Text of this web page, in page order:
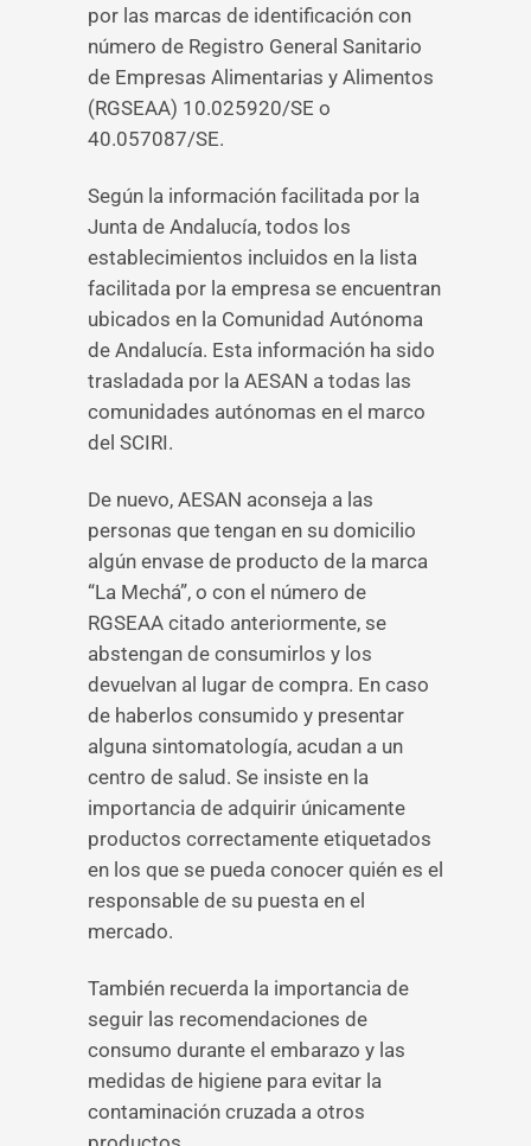
por las marcas de identificación con
número de Registro General Sanitario
de Empresas Alimentarias y Alimentos
(RGSEAA) 10.025920/SE o
40.057087/SE.
Según la información facilitada por la
Junta de Andalucía, todos los
establecimientos incluidos en la lista
facilitada por la empresa se encuentran
ubicados en la Comunidad Autónoma
de Andalucía. Esta información ha sido
trasladada por la AESAN a todas las
comunidades autónomas en el marco
del SCIRI.
De nuevo, AESAN aconseja a las
personas que tengan en su domicilio
algún envase de producto de la marca
“La Mechá”, o con el número de
RGSEAA citado anteriormente, se
abstengan de consumirlos y los
devuelvan al lugar de compra. En caso
de haberlos consumido y presentar
alguna sintomatología, acudan a un
centro de salud. Se insiste en la
importancia de adquirir únicamente
productos correctamente etiquetados
en los que se pueda conocer quién es el
responsable de su puesta en el
mercado.
También recuerda la importancia de
seguir las recomendaciones de
consumo durante el embarazo y las
medidas de higiene para evitar la
contaminación cruzada a otros